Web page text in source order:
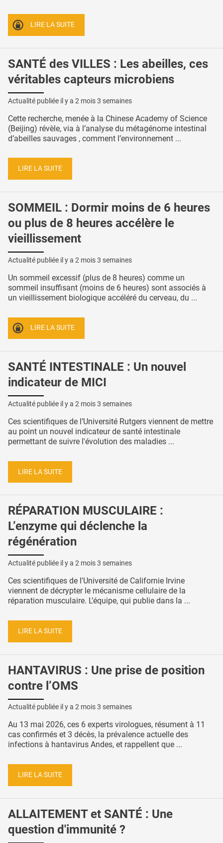
LIRE LA SUITE
SANTÉ des VILLES : Les abeilles, ces
véritables capteurs microbiens
Actualité publiée il y a 2 mois 3 semaines
Cette recherche, menée à la Chinese Academy of Science
(Beijing) révèle, via à l’analyse du métagénome intestinal
d’abeilles sauvages , comment l’environnement ...
LIRE LA SUITE
SOMMEIL : Dormir moins de 6 heures
ou plus de 8 heures accélère le
vieillissement
Actualité publiée il y a 2 mois 3 semaines
Un sommeil excessif (plus de 8 heures) comme un
sommeil insuffisant (moins de 6 heures) sont associés à
un vieillissement biologique accéléré du cerveau, du ...
LIRE LA SUITE
SANTÉ INTESTINALE : Un nouvel
indicateur de MICI
Actualité publiée il y a 2 mois 3 semaines
Ces scientifiques de l’Université Rutgers viennent de mettre
au point un nouvel indicateur de santé intestinale
permettant de suivre l'évolution des maladies ...
LIRE LA SUITE
RÉPARATION MUSCULAIRE :
L’enzyme qui déclenche la
régénération
Actualité publiée il y a 2 mois 3 semaines
Ces scientifiques de l'Université de Californie Irvine
viennent de décrypter le mécanisme cellulaire de la
réparation musculaire. L’équipe, qui publie dans la ...
LIRE LA SUITE
HANTAVIRUS : Une prise de position
contre l’OMS
Actualité publiée il y a 2 mois 3 semaines
Au 13 mai 2026, ces 6 experts virologues, résument à 11
cas confirmés et 3 décès, la prévalence actuelle des
infections à hantavirus Andes, et rappellent que ...
LIRE LA SUITE
ALLAITEMENT et SANTÉ : Une
question d'immunité ?